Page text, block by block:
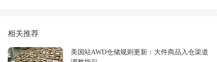
相关推荐
美国站AWD仓储规则更新：大件商品入仓渠道